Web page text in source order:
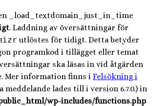
_load_textdomain_just_in_time
. Laddning av översättningar för
utlöstes för tidigt. Detta betyder
programkod i tillägget eller temat
ska läsas in vid åtgärden
Mer information finns i Felsökning i
meddelande lades till i version 6.7.0.) in
wp-includes/functions.php